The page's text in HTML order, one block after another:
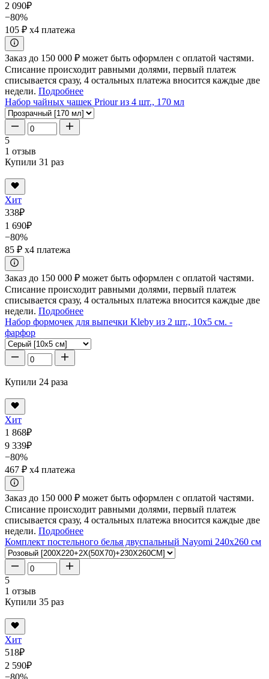
2 090₽
−80%
105 ₽ x4 платежа
Заказ до 150 000 ₽ может быть оформлен с оплатой частями.
Списание происходит равными долями, первый платеж
списывается сразу, 4 остальных платежа вносится каждые две
недели. Подробнее
Набор чайных чашек Priour из 4 шт., 170 мл
5
1 отзыв
Купили 31 раз
Хит
338₽
1 690₽
−80%
85 ₽ x4 платежа
Заказ до 150 000 ₽ может быть оформлен с оплатой частями.
Списание происходит равными долями, первый платеж
списывается сразу, 4 остальных платежа вносится каждые две
недели. Подробнее
Набор формочек для выпечки Kleby из 2 шт., 10x5 см. -
фарфор
Купили 24 раза
Хит
1 868₽
9 339₽
−80%
467 ₽ x4 платежа
Заказ до 150 000 ₽ может быть оформлен с оплатой частями.
Списание происходит равными долями, первый платеж
списывается сразу, 4 остальных платежа вносится каждые две
недели. Подробнее
Комплект постельного белья двуспальный Nayomi 240x260 см
5
1 отзыв
Купили 35 раз
Хит
518₽
2 590₽